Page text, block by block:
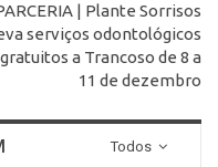
| Plante Sorrisos
serviços odontológicos
gratuitos a Trancoso de 8 a
11 de dezembro
Todos